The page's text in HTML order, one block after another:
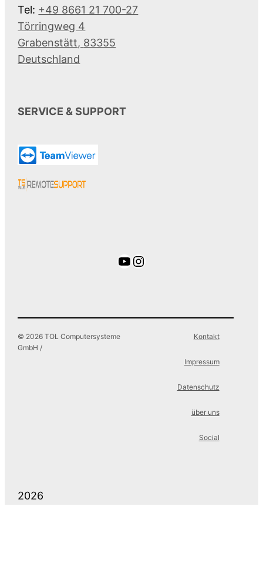
Tel: +49 8661 21 700-27
Törringweg 4
Grabenstätt, 83355
Deutschland
SERVICE & SUPPORT
YouTube
Instagram
© 2026 TOL Computersysteme
GmbH /
Kontakt
Impressum
Datenschutz
über uns
Social
2026